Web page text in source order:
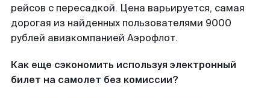
рейсов с пересадкой. Цена варьируется, самая
дорогая из найденных пользователями 9000
рублей авиакомпанией Аэрофлот.
Как еще сэкономить используя электронный
билет на самолет без комиссии?